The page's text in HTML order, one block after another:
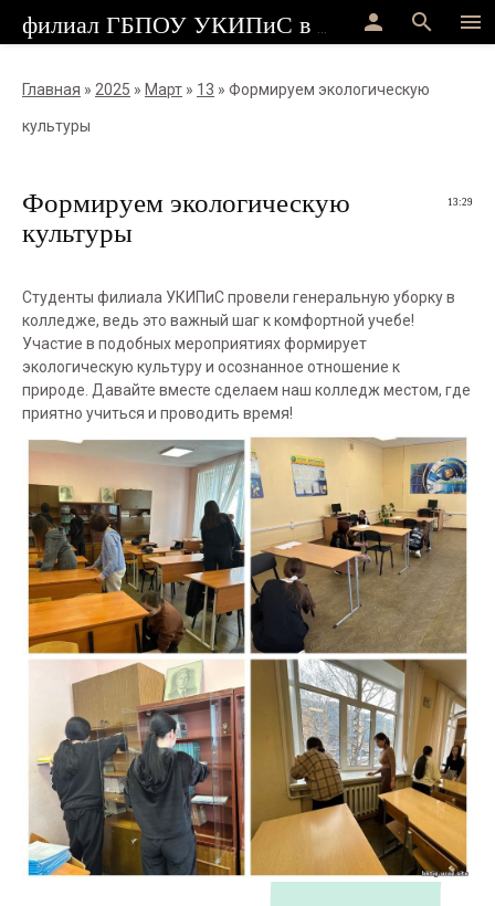
menu
search
person
Главная » 2025 » Март » 13 » Формируем экологическую
культуры
13:29
Формируем экологическую
культуры
Студенты филиала УКИПиС провели генеральную уборку в
колледже, ведь это важный шаг к комфортной учебе!
Участие в подобных мероприятиях формирует
экологическую культуру и осознанное отношение к
природе. Давайте вместе сделаем наш колледж местом, где
приятно учиться и проводить время!